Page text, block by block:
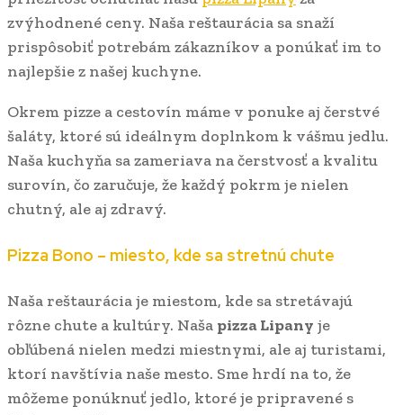
zvýhodnené ceny. Naša reštaurácia sa snaží
prispôsobiť potrebám zákazníkov a ponúkať im to
najlepšie z našej kuchyne.
Okrem pizze a cestovín máme v ponuke aj čerstvé
šaláty, ktoré sú ideálnym doplnkom k vášmu jedlu.
Naša kuchyňa sa zameriava na čerstvosť a kvalitu
surovín, čo zaručuje, že každý pokrm je nielen
chutný, ale aj zdravý.
Pizza Bono – miesto, kde sa stretnú chute
Naša reštaurácia je miestom, kde sa stretávajú
rôzne chute a kultúry. Naša pizza Lipany je
obľúbená nielen medzi miestnymi, ale aj turistami,
ktorí navštívia naše mesto. Sme hrdí na to, že
môžeme ponúknuť jedlo, ktoré je pripravené s